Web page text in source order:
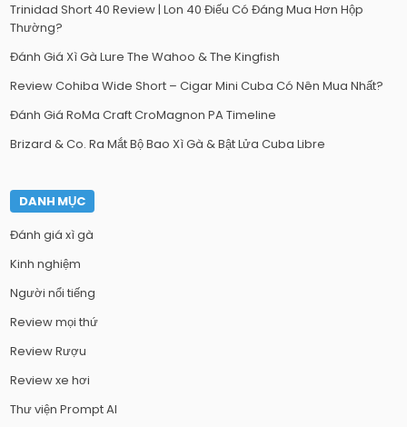
Trinidad Short 40 Review | Lon 40 Điếu Có Đáng Mua Hơn Hộp
Thường?
Đánh Giá Xì Gà Lure The Wahoo & The Kingfish
Review Cohiba Wide Short – Cigar Mini Cuba Có Nên Mua Nhất?
Đánh Giá RoMa Craft CroMagnon PA Timeline
Brizard & Co. Ra Mắt Bộ Bao Xì Gà & Bật Lửa Cuba Libre
DANH MỤC
Đánh giá xì gà
Kinh nghiệm
Người nổi tiếng
Review mọi thứ
Review Rượu
Review xe hơi
Thư viện Prompt AI